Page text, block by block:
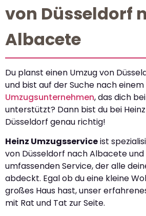
von Düsseldorf
Albacete
Du planst einen Umzug von
und bist auf der Suche nach
Umzugsunternehmen, das dich
unterstützt? Dann bist du bei
Düsseldorf genau richtig!
Heinz Umzugsserviceist
von Düsseldorf nach Albacete
umfassenden Service, der alle
abdeckt. Egal ob du eine kleine
großes Haus hast, unser
mit Rat und Tat zur Seite.